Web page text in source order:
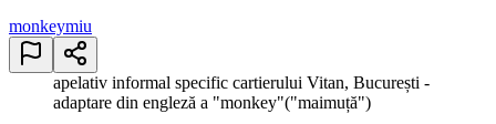
monkeymiu
apelativ informal specific cartierului Vitan, București -
adaptare din engleză a "monkey"("maimuță")